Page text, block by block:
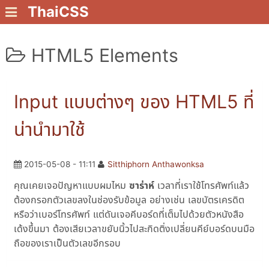
ThaiCSS
HTML5 Elements
Input แบบต่างๆ ของ HTML5 ที่
น่านำมาใช้
2015-05-08 - 11:11 Sitthiphorn Anthawonksa
คุณเคยเจอปัญหาแบบผมไหมซาร่าห์ เวลาที่เราใช้โทรศัพท์แล้ว
ต้องกรอกตัวเลขลงในช่องรับข้อมูล อย่างเช่น เลขบัตรเครดิต
หรือว่าเบอร์โทรศัพท์ แต่ดันเจอคีบอร์ดที่เต็มไปด้วยตัวหนังสือ
เด้งขึ้นมา ต้องเสียเวลาขยับนิ้วไปสะกิดติ่งเปลี่ยนคีย์บอร์ดบนมือ
ถือของเราเป็นตัวเลขอีกรอบ